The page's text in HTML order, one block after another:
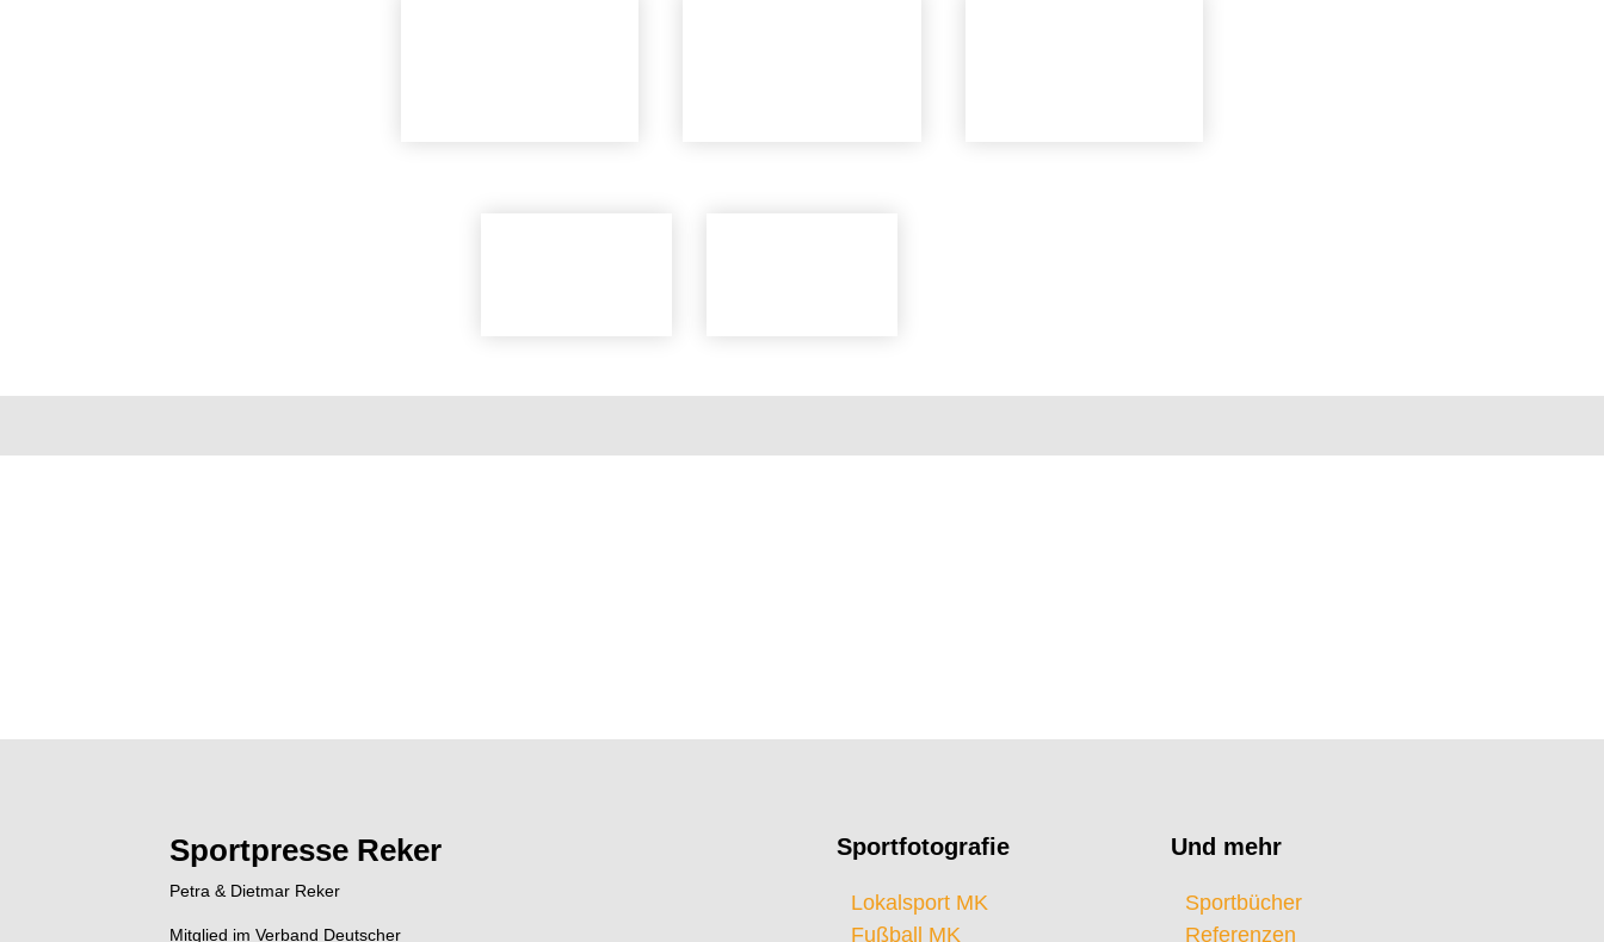
Sportpresse Reker
Petra & Dietmar Reker
Mitglied im Verband Deutscher
Sportfotografie
Lokalsport MK
Fußball MK
Und mehr
Sportbücher
Referenzen